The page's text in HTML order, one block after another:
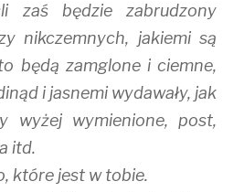
zaś będzie zabrudzony
nikczemnych, jakiemi są
będą zamglone i ciemne,
i jasnemi wydawały, jak
wyżej wymienione, post,
itd.
które jest w tobie.